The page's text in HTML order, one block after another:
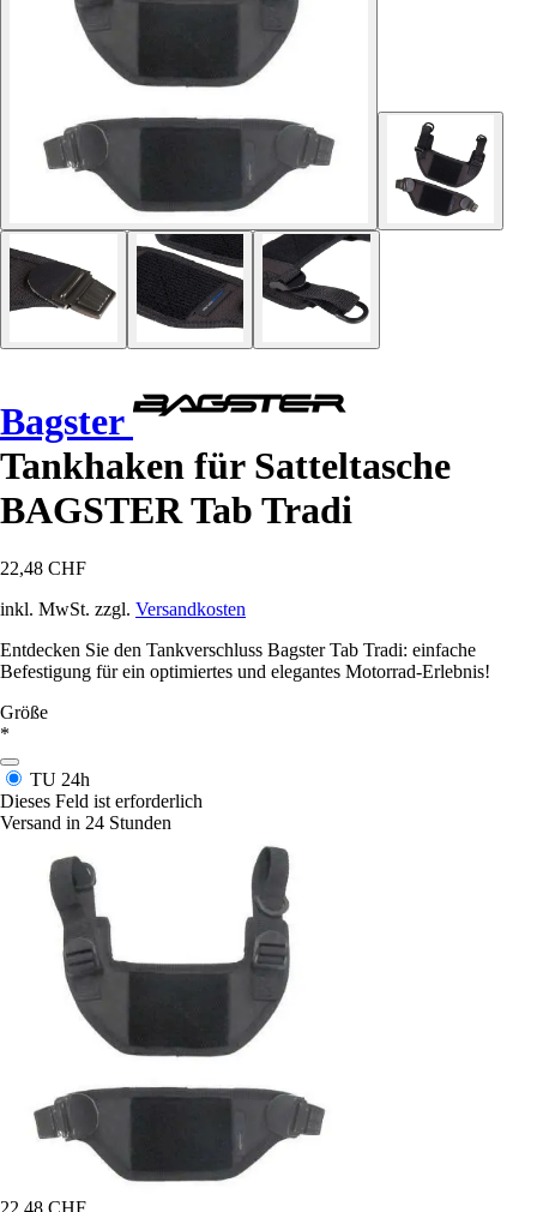
Bagster
Tankhaken für Satteltasche
BAGSTER Tab Tradi
22,48 CHF
inkl. MwSt. zzgl. Versandkosten
Entdecken Sie den Tankverschluss Bagster Tab Tradi: einfache
Befestigung für ein optimiertes und elegantes Motorrad-Erlebnis!
Größe
*
TU 24h
Dieses Feld ist erforderlich
Versand in 24 Stunden
22,48 CHF